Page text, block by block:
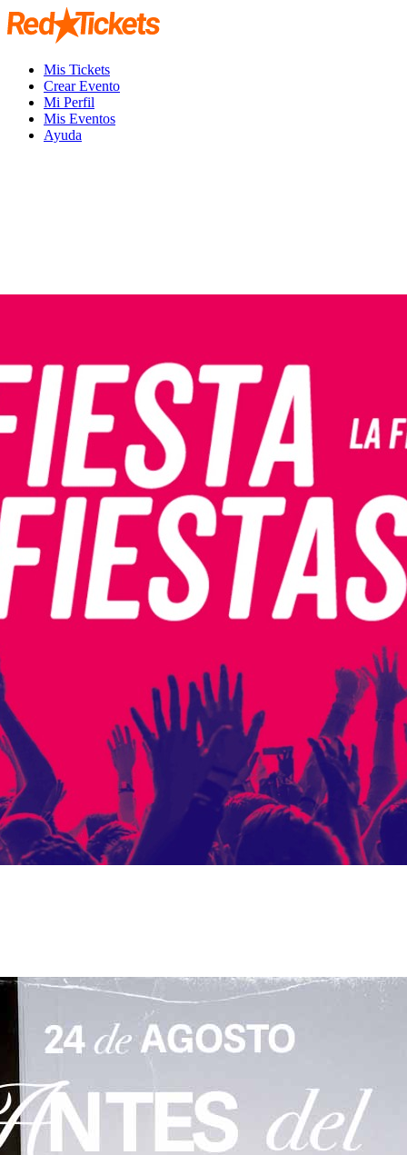
Mis Tickets
Crear Evento
Mi Perfil
Mis Eventos
Ayuda